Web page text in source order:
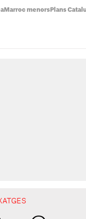
Marroc menors Plans